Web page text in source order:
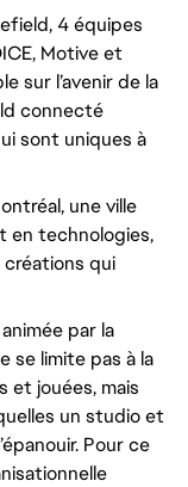
4 équipes
Motive et
sur l’avenir de la
connecté
sont uniques à
une ville
en technologies,
qui
par la
se limite pas à la
et jouées, mais
un studio et
Pour ce